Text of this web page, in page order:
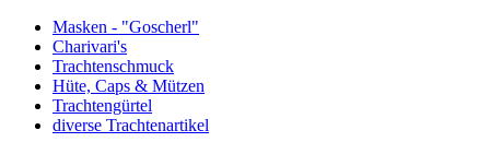
Masken - "Goscherl"
Charivari's
Trachtenschmuck
Hüte, Caps & Mützen
Trachtengürtel
diverse Trachtenartikel